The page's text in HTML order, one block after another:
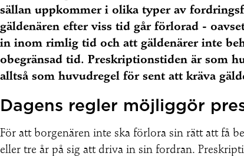
sällan uppkommer i olika typer av
gäldenären efter viss tid går förlorad -
in inom rimlig tid och att gäldenärer inte
obegränsad tid. Preskriptionstiden är som
alltså som huvudregel för sent att kräva
Dagens regler möjliggör
För att borgenären inte ska förlora sin rätt att få
eller tre år på sig att driva in sin fordran.